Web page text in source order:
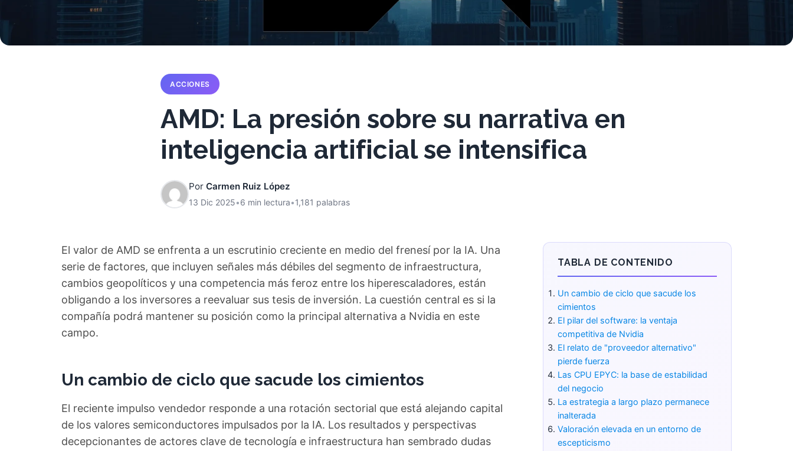
ACCIONES
AMD: La presión sobre su narrativa en
inteligencia artificial se intensifica
Por Carmen Ruiz López
13 Dic 2025•6 min lectura•1,181 palabras
El valor de AMD se enfrenta a un escrutinio creciente en medio del frenesí por la IA. Una
serie de factores, que incluyen señales más débiles del segmento de infraestructura,
cambios geopolíticos y una competencia más feroz entre los hiperescaladores, están
obligando a los inversores a reevaluar sus tesis de inversión. La cuestión central es si la
compañía podrá mantener su posición como la principal alternativa a Nvidia en este
campo.
Un cambio de ciclo que sacude los cimientos
El reciente impulso vendedor responde a una rotación sectorial que está alejando capital
de los valores semiconductores impulsados por la IA. Los resultados y perspectivas
decepcionantes de actores clave de tecnología e infraestructura han sembrado dudas
TABLA DE CONTENIDO
Un cambio de ciclo que sacude los
cimientos
El pilar del software: la ventaja
competitiva de Nvidia
El relato de "proveedor alternativo"
pierde fuerza
Las CPU EPYC: la base de
estabilidad del negocio